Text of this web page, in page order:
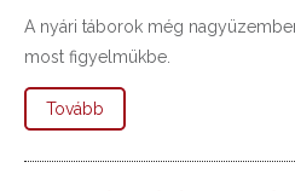
A nyári táborok még
most figyelmükbe.
Tovább